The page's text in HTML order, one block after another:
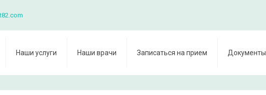
Наши услуги Наши врачи Записаться на прием Документы